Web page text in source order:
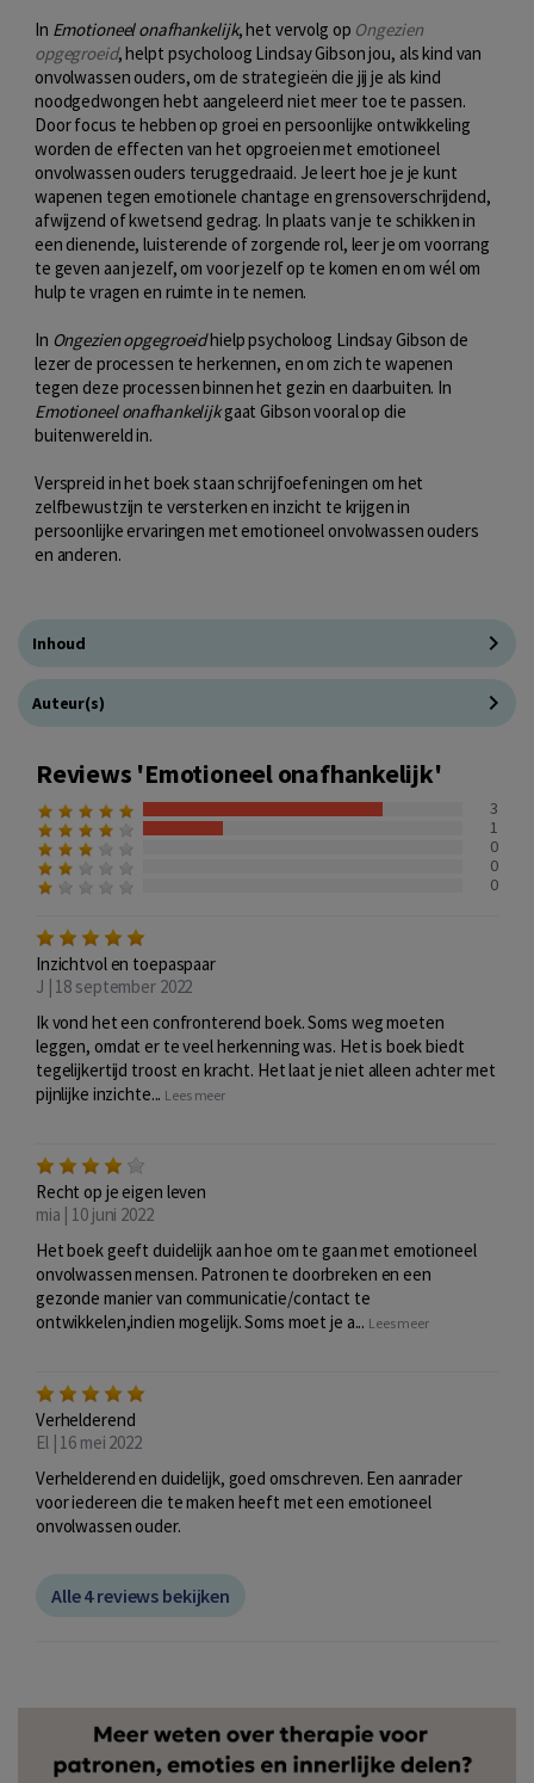
In Emotioneel onafhankelijk, het vervolg op Ongezien
opgegroeid, helpt psycholoog Lindsay Gibson jou, als kind van
onvolwassen ouders, om de strategieën die jij je als kind
noodgedwongen hebt aangeleerd niet meer toe te passen.
Door focus te hebben op groei en persoonlijke ontwikkeling
worden de effecten van het opgroeien met emotioneel
onvolwassen ouders teruggedraaid. Je leert hoe je je kunt
wapenen tegen emotionele chantage en grensoverschrijdend,
afwijzend of kwetsend gedrag. In plaats van je te schikken in
een dienende, luisterende of zorgende rol, leer je om voorrang
te geven aan jezelf, om voor jezelf op te komen en om wél om
hulp te vragen en ruimte in te nemen.
In Ongezien opgegroeidhielp psycholoog Lindsay Gibson de
lezer de processen te herkennen, en om zich te wapenen
tegen deze processen binnen het gezin en daarbuiten. In
Emotioneel onafhankelijkgaat Gibson vooral op die
buitenwereld in.
Verspreid in het boek staan schrijfoefeningen om het
zelfbewustzijn te versterken en inzicht te krijgen in
persoonlijke ervaringen met emotioneel onvolwassen ouders
en anderen.
Inhoud
Auteur(s)
Reviews 'Emotioneel onafhankelijk'
3
1
0
0
0
Inzichtvol en toepaspaar
J | 18 september 2022
Ik vond het een confronterend boek. Soms weg moeten
leggen, omdat er te veel herkenning was. Het is boek biedt
tegelijkertijd troost en kracht. Het laat je niet alleen achter met
pijnlijke inzichte... Lees meer
Recht op je eigen leven
mia | 10 juni 2022
Het boek geeft duidelijk aan hoe om te gaan met emotioneel
onvolwassen mensen. Patronen te doorbreken en een
gezonde manier van communicatie/contact te
ontwikkelen,indien mogelijk. Soms moet je a... Lees meer
Verhelderend
El | 16 mei 2022
Verhelderend en duidelijk, goed omschreven. Een aanrader
voor iedereen die te maken heeft met een emotioneel
onvolwassen ouder.
Alle 4 reviews bekijken